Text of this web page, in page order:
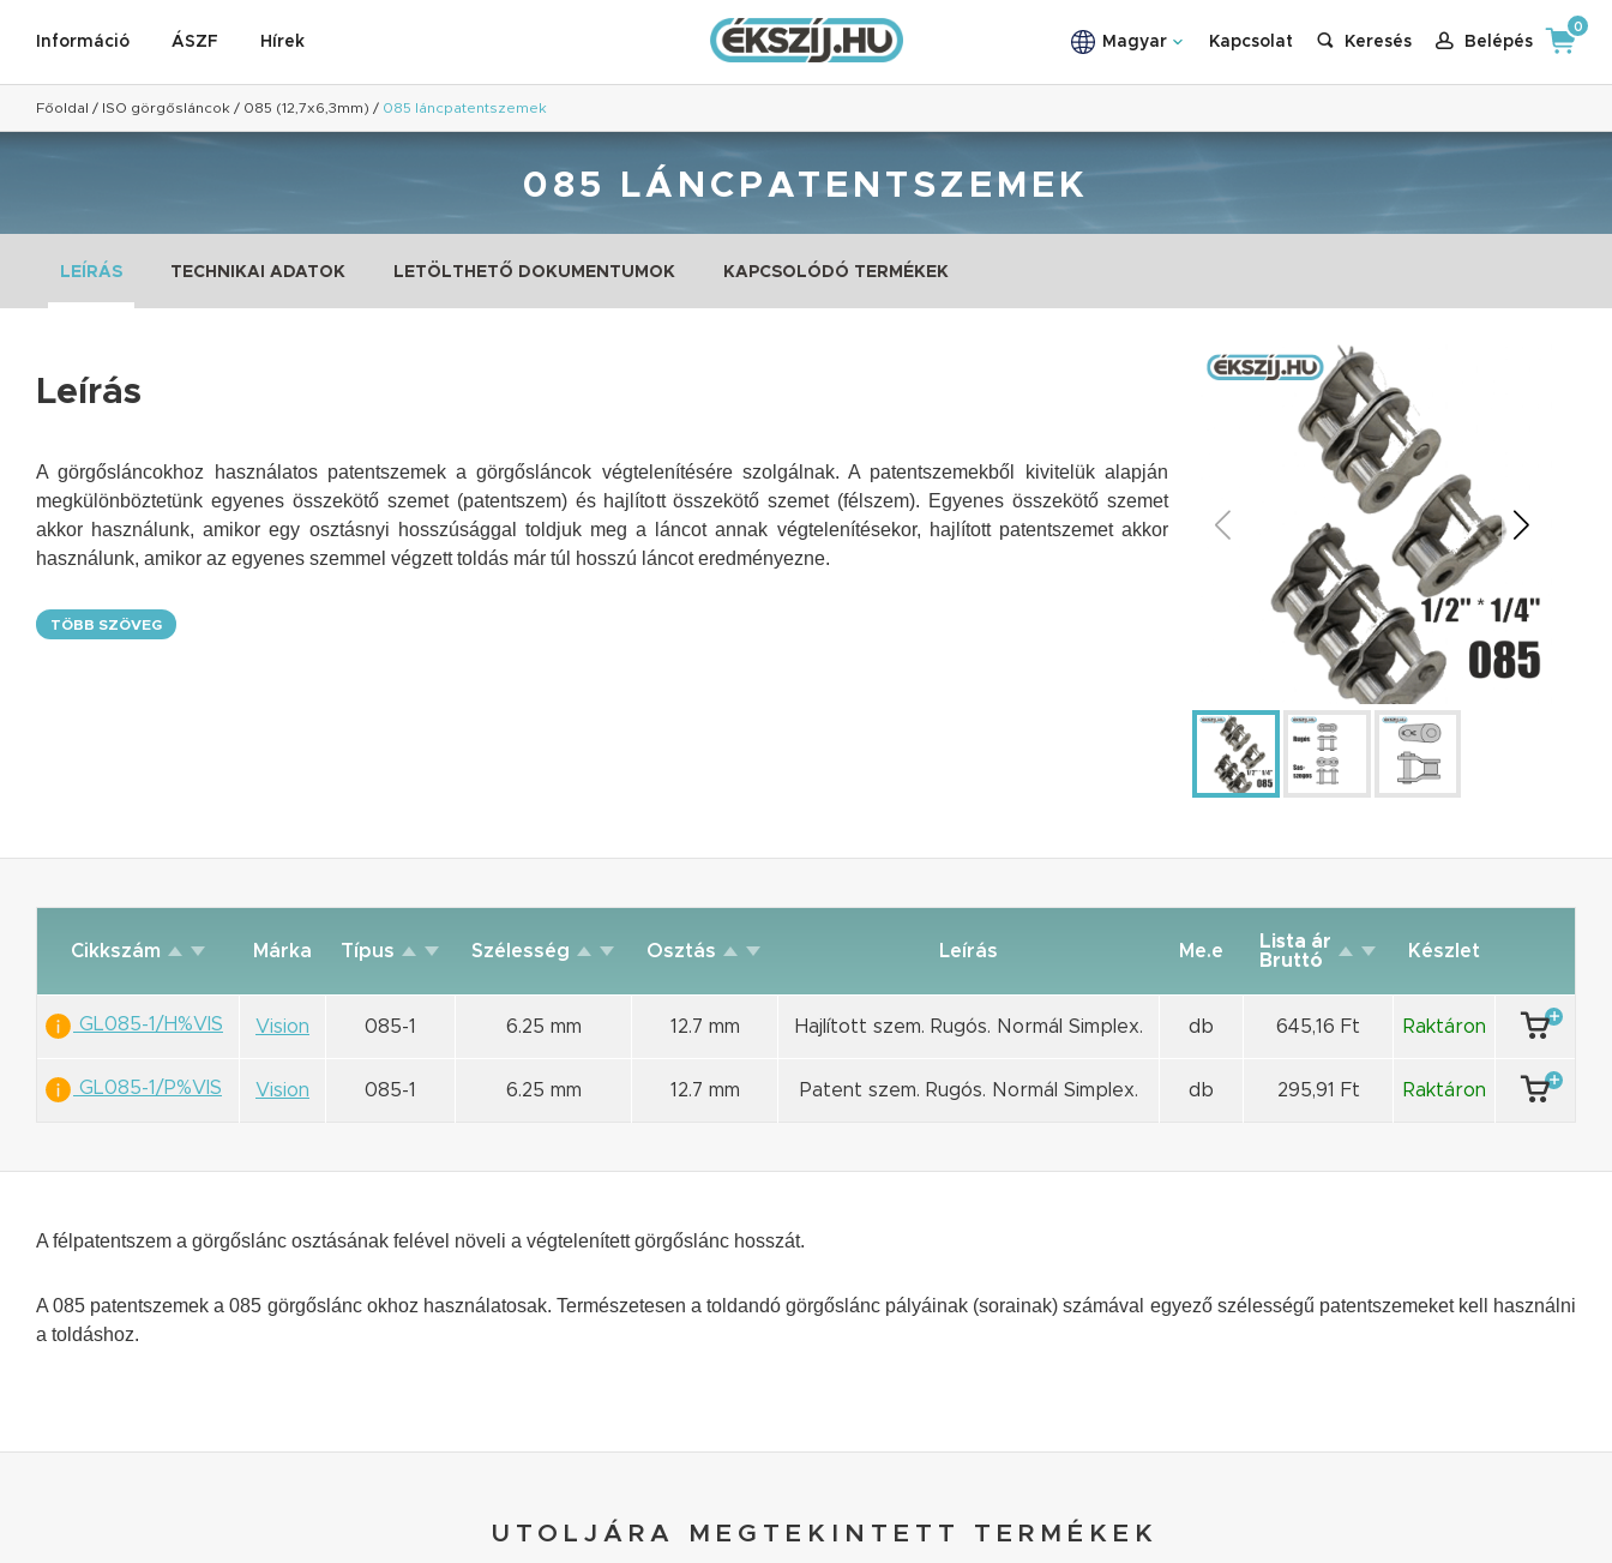
Információ ÁSZF Hírek Magyar Kapcsolat Keresés Belépés
0
Főoldal / ISO görgősláncok / 085 (12,7x6,3mm) / 085 láncpatentszemek
085 LÁNCPATENTSZEMEK
LEÍRÁS TECHNIKAI ADATOK LETÖLTHETŐ DOKUMENTUMOK KAPCSOLÓDÓ TERMÉKEK
Leírás
A görgősláncokhoz használatos patentszemek a görgősláncok végtelenítésére szolgálnak. A patentszemekből kivitelük alapján
megkülönböztetünk egyenes összekötő szemet (patentszem) és hajlított összekötő szemet (félszem). Egyenes összekötő szemet
akkor használunk, amikor egy osztásnyi hosszúsággal toldjuk meg a láncot annak végtelenítésekor, hajlított patentszemet akkor
használunk, amikor az egyenes szemmel végzett toldás már túl hosszú láncot eredményezne.
TÖBB SZÖVEG
Cikkszám Márka Típus Szélesség Osztás Leírás Me.e
Lista ár
Bruttó
Készlet
GL085-1/H%VIS Vision 085-1 6.25 mm 12.7 mm Hajlított szem. Rugós. Normál Simplex. db 645,16 Ft Raktáron
GL085-1/P%VIS Vision 085-1 6.25 mm 12.7 mm Patent szem. Rugós. Normál Simplex. db 295,91 Ft Raktáron
A félpatentszem a görgőslánc osztásának felével növeli a végtelenített görgőslánc hosszát.
A 085 patentszemek a 085 görgőslánc okhoz használatosak. Természetesen a toldandó görgőslánc pályáinak (sorainak) számával egyező szélességű patentszemeket kell használni
a toldáshoz.
UTOLJÁRA MEGTEKINTETT TERMÉKEK